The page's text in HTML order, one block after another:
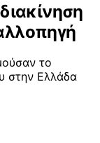
το
στην Ελλάδα